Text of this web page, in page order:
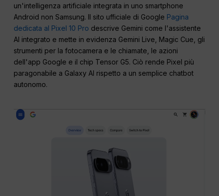
un'intelligenza artificiale integrata in uno smartphone
Android non Samsung. Il sito ufficiale di Google Pagina
dedicata al Pixel 10 Pro descrive Gemini come l'assistente
AI integrato e mette in evidenza Gemini Live, Magic Cue, gli
strumenti per la fotocamera e le chiamate, le azioni
dell'app Google e il chip Tensor G5. Ciò rende Pixel più
paragonabile a Galaxy AI rispetto a un semplice chatbot
autonomo.